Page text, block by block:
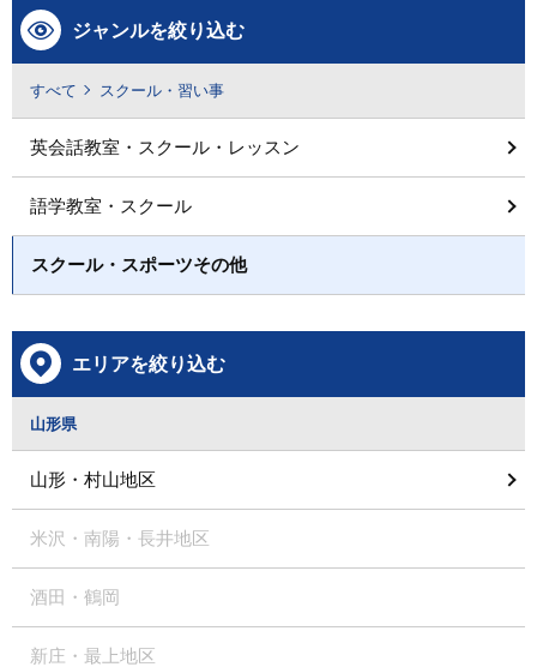
ジャンルを絞り込む
すべて スクール・習い事
英会話教室・スクール・レッスン
語学教室・スクール
スクール・スポーツその他
エリアを絞り込む
山形県
山形・村山地区
米沢・南陽・長井地区
酒田・鶴岡
新庄・最上地区